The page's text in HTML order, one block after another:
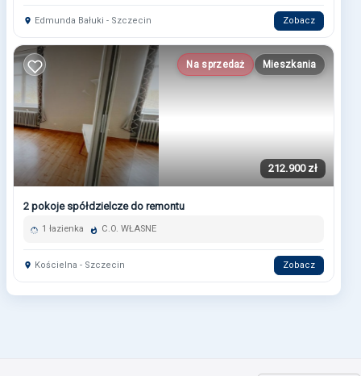
Edmunda Bałuki - Szczecin Zobacz
Na sprzedaż Mieszkania
212.900 zł
2 pokoje spółdzielcze do remontu
1 łazienka C.O. WŁASNE
Kościelna - Szczecin Zobacz